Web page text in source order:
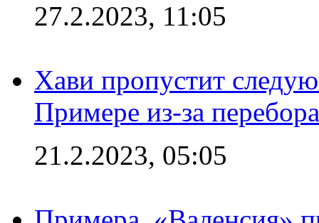
27.2.2023, 11:05
Хави пропустит
Примере из-за
21.2.2023, 05:05